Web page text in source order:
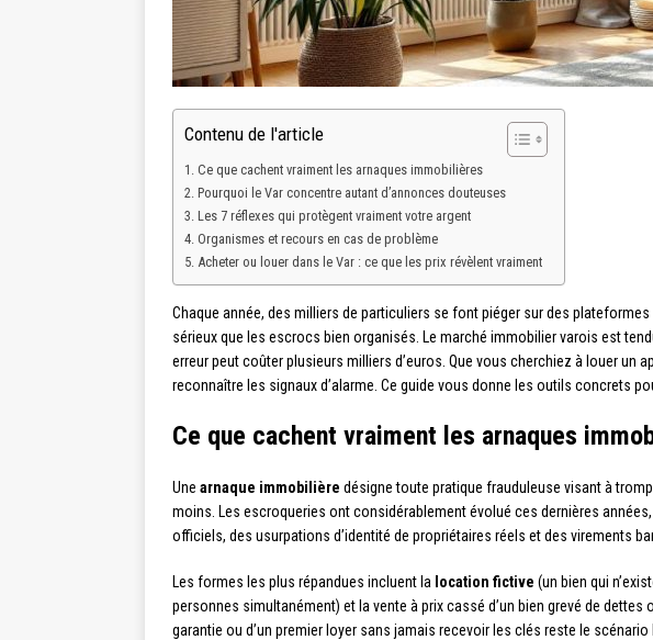
Contenu de l'article
Ce que cachent vraiment les arnaques immobilières
Pourquoi le Var concentre autant d’annonces douteuses
Les 7 réflexes qui protègent vraiment votre argent
Organismes et recours en cas de problème
Acheter ou louer dans le Var : ce que les prix révèlent vraiment
Chaque année, des milliers de particuliers se font piéger sur des plateformes
sérieux que les escrocs bien organisés. Le marché immobilier varois est
erreur peut coûter plusieurs milliers d’euros. Que vous cherchiez à louer un
reconnaître les signaux d’alarme. Ce guide vous donne les outils concrets
Ce que cachent vraiment les arnaques
Une arnaque immobilière désigne toute pratique frauduleuse visant à
moins. Les escroqueries ont considérablement évolué ces dernières
officiels, des usurpations d’identité de propriétaires réels et des virements
Les formes les plus répandues incluent la location fictive (un bien qui
personnes simultanément) et la vente à prix cassé d’un bien grevé de
garantie ou d’un premier loyer sans jamais recevoir les clés reste le scénario